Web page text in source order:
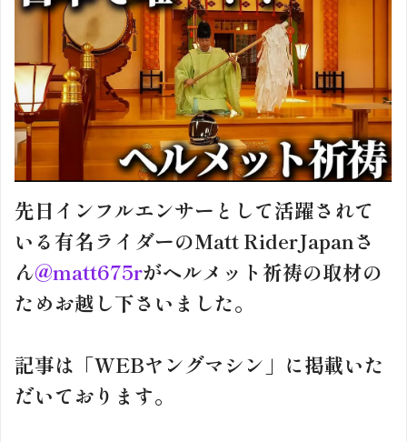
先日インフルエンサーとして活躍されて
いる有名ライダーのMatt RiderJapanさ
ん@matt675rがヘルメット祈祷の取材の
ためお越し下さいました。
記事は「WEBヤングマシン」に掲載いた
だいております。